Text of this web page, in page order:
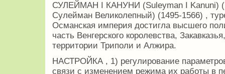
СУЛЕЙМАН I КАНУНИ (Suleyman I Kanuni)
Сулейман Великолепный) (1495-1566) ,
Османская империя достигла высшего
часть Венгерского королевства,
территории Триполи и Алжира.
НАСТРОЙКА , 1) регулирование
связи с изменением режима их работы в